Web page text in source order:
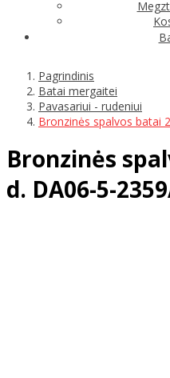
Pagrindinis
Batai mergaitei
Pavasariui - rudeniui
Bronzinės spalvos batai
Bronzinės
d. DA06-5-